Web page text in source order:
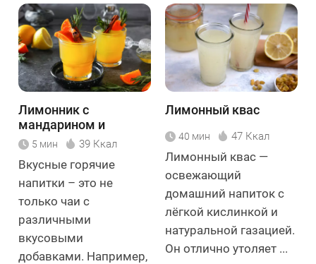
Лимонник с
мандарином и
розмарином
5 мин 39 Ккал
Вкусные горячие
напитки – это не
только чаи с
различными
вкусовыми
добавками. Например,
Лимонный квас
40 мин 47 Ккал
Лимонный квас —
освежающий
домашний напиток с
лёгкой кислинкой и
натуральной газацией.
Он отлично утоляет ...